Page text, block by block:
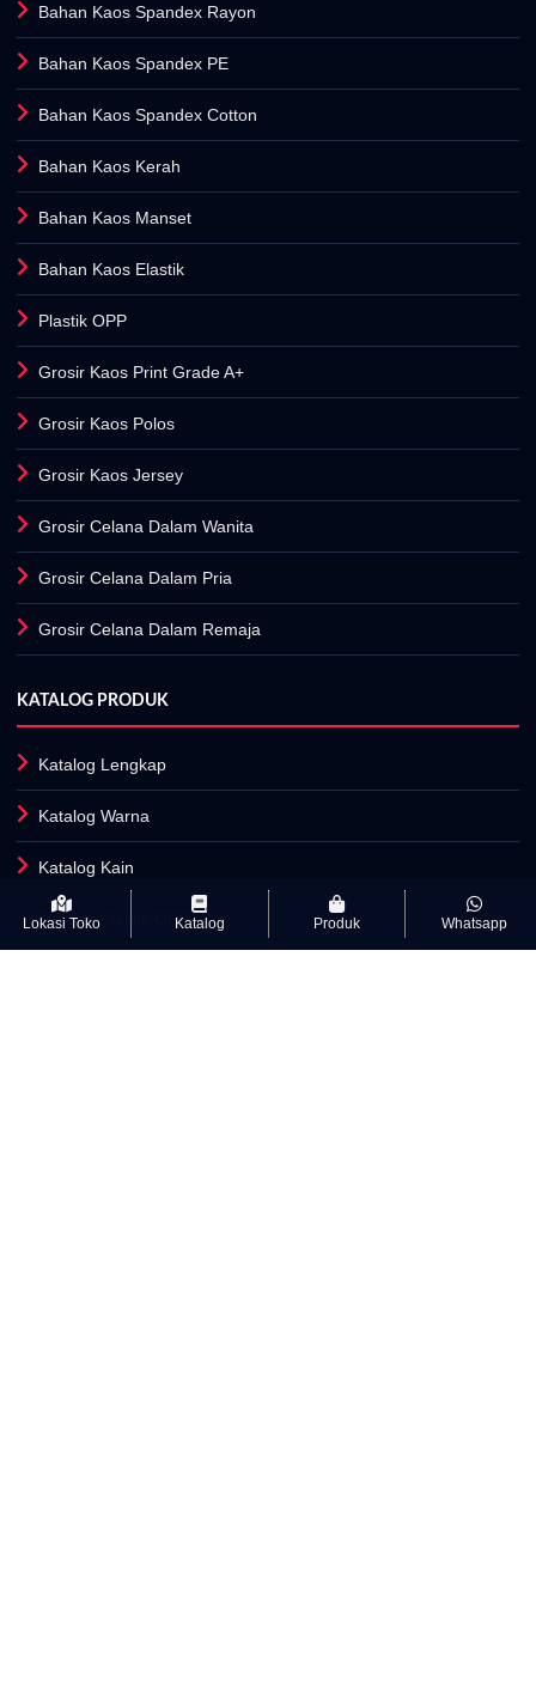
Bahan Kaos Spandex Rayon
Bahan Kaos Spandex PE
Bahan Kaos Spandex Cotton
Bahan Kaos Kerah
Bahan Kaos Manset
Bahan Kaos Elastik
Plastik OPP
Grosir Kaos Print Grade A+
Grosir Kaos Polos
Grosir Kaos Jersey
Grosir Celana Dalam Wanita
Grosir Celana Dalam Pria
Grosir Celana Dalam Remaja
KATALOG PRODUK
Katalog Lengkap
Katalog Warna
Katalog Kain
Katalog Plastik OPP
Lokasi Toko Katalog Produk Whatsapp